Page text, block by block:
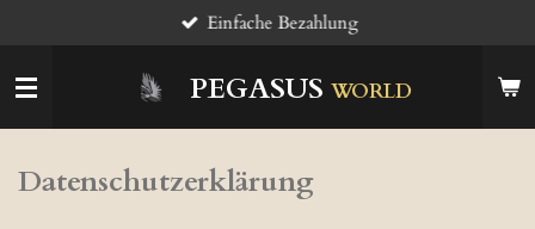
Hauptinhalt
springen
PEGASUS WORLD
Einfache Bezahlung
Datenschutzerklärung